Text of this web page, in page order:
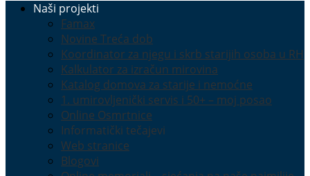
Naši projekti
Famax
Novine Treća dob
Koordinator za njegu i skrb starijih osoba u RH
Kalkulator za izračun mirovina
Katalog domova za starije i nemoćne
1. umirovljenički servis i 50+ – moj posao
Online Osmrtnice
Informatički tečajevi
Web stranice
Blogovi